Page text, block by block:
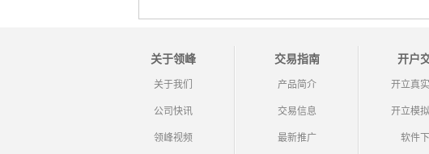
关于领峰
关于我们
公司快讯
领峰视频
交易指南
产品简介
交易信息
最新推广
开户
开立真
开立模
软件